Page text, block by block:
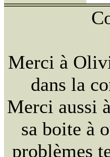
Merci à
dans la
Merci aussi
sa boite à
problèmes